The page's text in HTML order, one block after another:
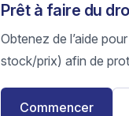
Prêt à faire du
Obtenez de l’aide
stock/prix) afin de
Commencer